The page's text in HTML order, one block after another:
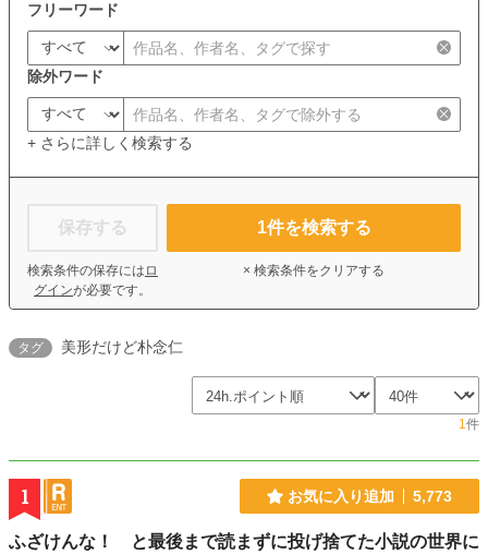
フリーワード
除外ワード
+ さらに詳しく検索する
保存する
検索条件の保存には ロ
グインが必要です。
1件を検索する
× 検索条件をクリアする
タグ 美形だけど朴念仁
1件
1 お気に入り追加 5,773
ふざけんな！ と最後まで読まずに投げ捨てた小説の世界に